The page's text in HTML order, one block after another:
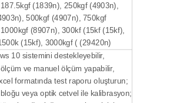
(1839n), 250kgf (4903n),
500kgf (4907n), 750kgf
(8907n), 300kf (15kf (15kf),
(15kf), 3000kgf ( (29420n)
10 sistemini destekleyebilir,
ve manuel ölçüm yapabilir,
formatında test raporu oluşturun;
veya optik cetvel ile kalibrasyon;